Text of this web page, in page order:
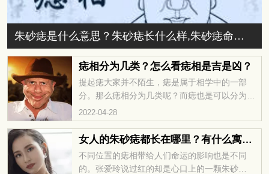
朱砂痣是什么意思？朱砂痣长什么样,朱砂痣命运如何?
痣相分为几类？怎么看痣相是吉是凶？
提起痣大家并不陌生，痣是属于相学中的一部
分。那么痣相分为几类呢？而痣也是可以分为吉
凶，那么怎么看痣相是吉是凶呢？华易网为大家
细致地梳理了很多痣相图解栏目，想要进一...
2022-04-28
女人的朱砂痣都长在哪里？有什么寓意？
不同位置的痣相带给人们命运的影响也是不同
的。张爱玲说过红的却是心口上的一颗朱砂